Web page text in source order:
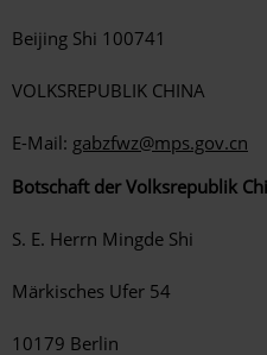
Beijing Shi 100741
VOLKSREPUBLIK CHINA
E-Mail: gabzfwz@mps.gov.cn
Botschaft der Volksrepublik
S. E. Herrn Mingde Shi
Märkisches Ufer 54
10179 Berlin